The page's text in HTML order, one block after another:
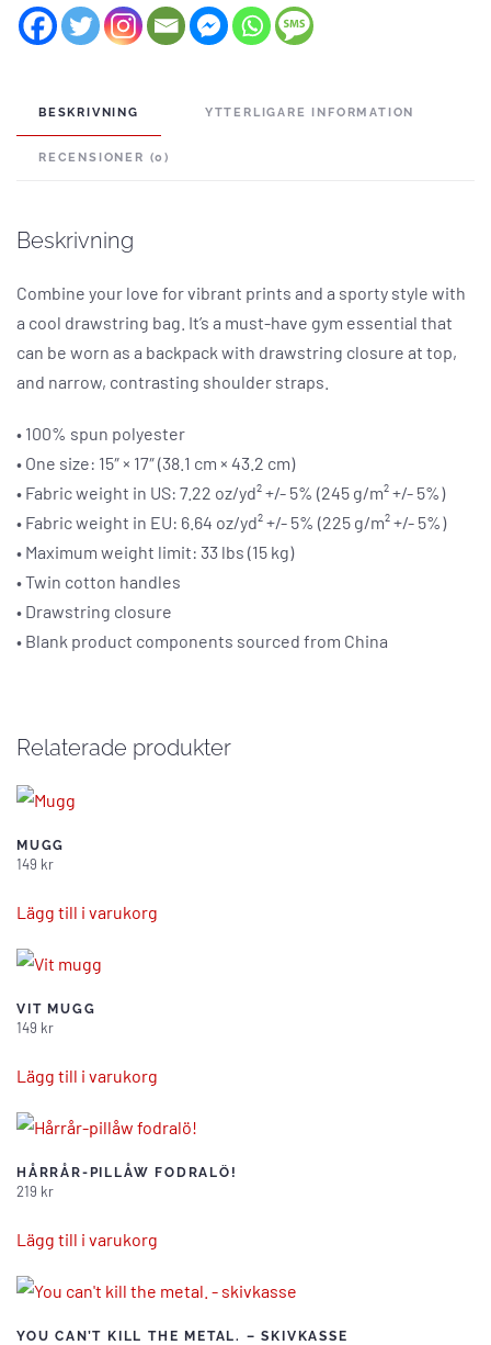
mängd
BESKRIVNING YTTERLIGARE INFORMATION
RECENSIONER (0)
Beskrivning
Combine your love for vibrant prints and a sporty style with
a cool drawstring bag. It’s a must-have gym essential that
can be worn as a backpack with drawstring closure at top,
and narrow, contrasting shoulder straps.
• 100% spun polyester
• One size: 15″ × 17″ (38.1 cm × 43.2 cm)
• Fabric weight in US: 7.22 oz/yd² +/- 5% (245 g/m² +/- 5%)
• Fabric weight in EU: 6.64 oz/yd² +/- 5% (225 g/m² +/- 5%)
• Maximum weight limit: 33 lbs (15 kg)
• Twin cotton handles
• Drawstring closure
• Blank product components sourced from China
Relaterade produkter
MUGG
149 kr
Lägg till i varukorg
VIT MUGG
149 kr
Lägg till i varukorg
HÅRRÅR-PILLÅW FODRALÖ!
219 kr
Lägg till i varukorg
YOU CAN’T KILL THE METAL. – SKIVKASSE